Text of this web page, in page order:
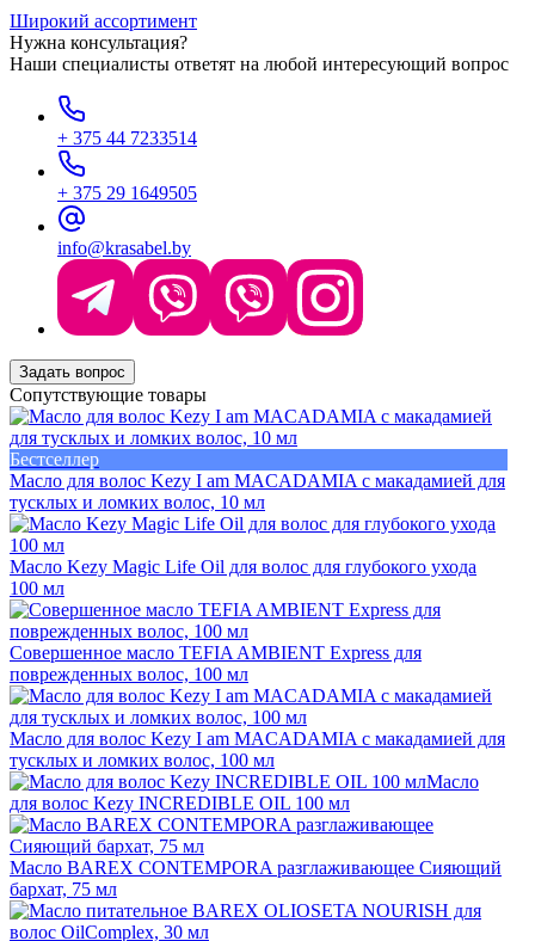
Широкий ассортимент
Нужна консультация?
Наши специалисты ответят на любой интересующий вопрос
+ 375 44 7233514
+ 375 29 1649505
info@krasabel.by
Задать вопрос
Сопутствующие товары
Бестселлер
Масло для волос Kezy I am MACADAMIA с макадамией для
тусклых и ломких волос, 10 мл
Масло Kezy Magic Life Oil для волос для глубокого ухода
100 мл
Совершенное масло TEFIA AMBIENT Express для
поврежденных волос, 100 мл
Масло для волос Kezy I am MACADAMIA с макадамией для
тусклых и ломких волос, 100 мл
Масло
для волос Kezy INCREDIBLE OIL 100 мл
Масло BAREX CONTEMPORA разглаживающее Сияющий
бархат, 75 мл